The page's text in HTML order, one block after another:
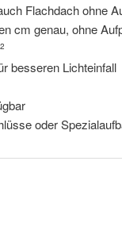
Flachdach ohne
cm genau, ohne
2
besseren Lichteinfall
oder